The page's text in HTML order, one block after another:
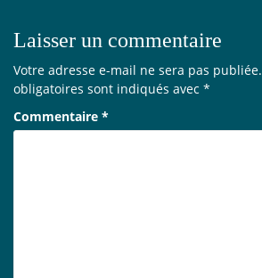
Laisser un commentaire
Votre adresse e-mail ne sera pas publiée.
obligatoires sont indiqués avec *
Commentaire *